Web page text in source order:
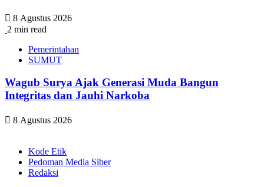
8 Agustus 2026
2 min read
Pemerintahan
SUMUT
Wagub Surya Ajak Generasi Muda Bangun
Integritas dan Jauhi Narkoba
8 Agustus 2026
Kode Etik
Pedoman Media Siber
Redaksi